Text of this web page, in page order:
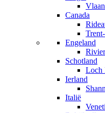
Canada
Engeland
Schotland
Loch
Ierland
Italië